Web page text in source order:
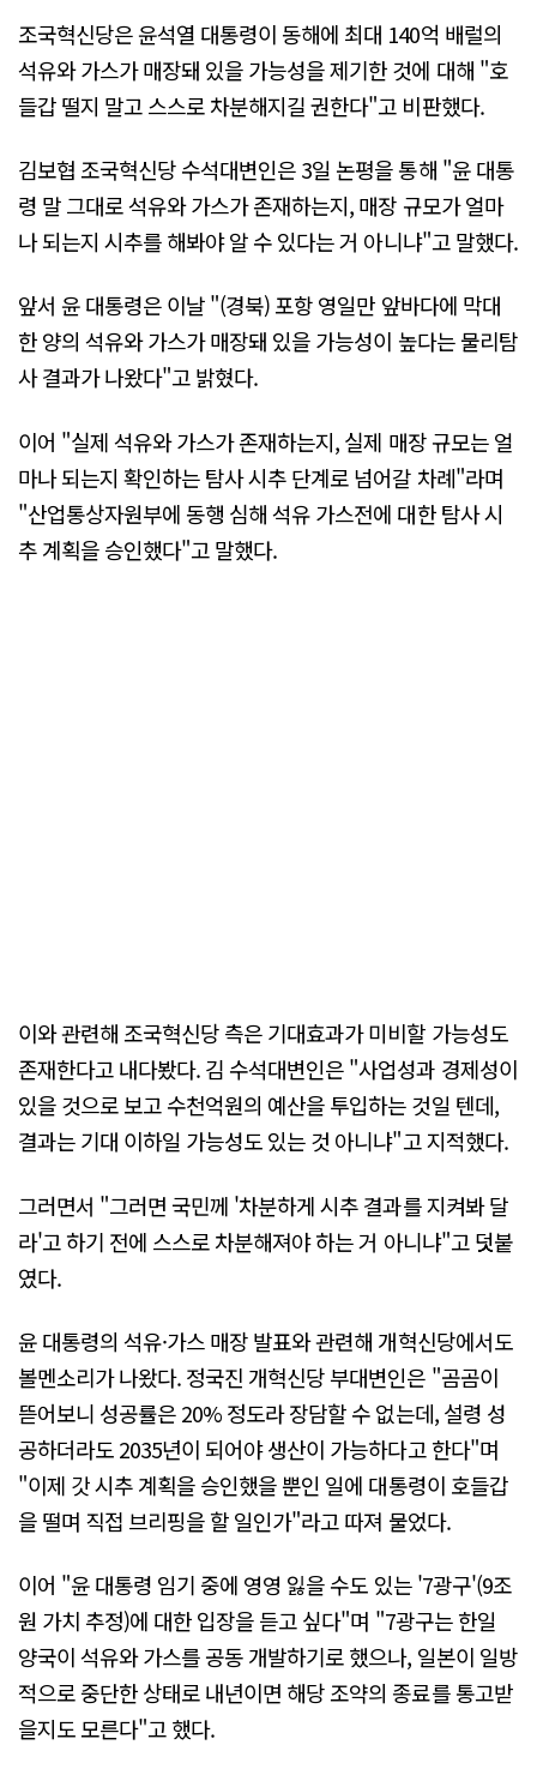
조국혁신당은 윤석열 대통령이 동해에 최대 140억 배럴의
석유와 가스가 매장돼 있을 가능성을 제기한 것에 대해 "호
들갑 떨지 말고 스스로 차분해지길 권한다"고 비판했다.
김보협 조국혁신당 수석대변인은 3일 논평을 통해 "윤 대통
령 말 그대로 석유와 가스가 존재하는지, 매장 규모가 얼마
나 되는지 시추를 해봐야 알 수 있다는 거 아니냐"고 말했다.
앞서 윤 대통령은 이날 "(경북) 포항 영일만 앞바다에 막대
한 양의 석유와 가스가 매장돼 있을 가능성이 높다는 물리탐
사 결과가 나왔다"고 밝혔다.
이어 "실제 석유와 가스가 존재하는지, 실제 매장 규모는 얼
마나 되는지 확인하는 탐사 시추 단계로 넘어갈 차례"라며
"산업통상자원부에 동행 심해 석유 가스전에 대한 탐사 시
추 계획을 승인했다"고 말했다.
이와 관련해 조국혁신당 측은 기대효과가 미비할 가능성도
존재한다고 내다봤다. 김 수석대변인은 "사업성과 경제성이
있을 것으로 보고 수천억원의 예산을 투입하는 것일 텐데,
결과는 기대 이하일 가능성도 있는 것 아니냐"고 지적했다.
그러면서 "그러면 국민께 '차분하게 시추 결과를 지켜봐 달
라'고 하기 전에 스스로 차분해져야 하는 거 아니냐"고 덧붙
였다.
윤 대통령의 석유·가스 매장 발표와 관련해 개혁신당에서도
볼멘소리가 나왔다. 정국진 개혁신당 부대변인은 "곰곰이
뜯어보니 성공률은 20% 정도라 장담할 수 없는데, 설령 성
공하더라도 2035년이 되어야 생산이 가능하다고 한다"며
"이제 갓 시추 계획을 승인했을 뿐인 일에 대통령이 호들갑
을 떨며 직접 브리핑을 할 일인가"라고 따져 물었다.
이어 "윤 대통령 임기 중에 영영 잃을 수도 있는 '7광구'(9조
원 가치 추정)에 대한 입장을 듣고 싶다"며 "7광구는 한일
양국이 석유와 가스를 공동 개발하기로 했으나, 일본이 일방
적으로 중단한 상태로 내년이면 해당 조약의 종료를 통고받
을지도 모른다"고 했다.